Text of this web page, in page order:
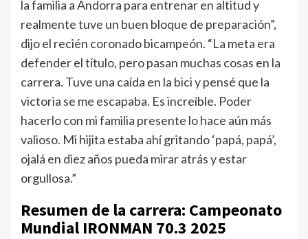
la familia a Andorra para entrenar en altitud y
realmente tuve un buen bloque de preparación”,
dijo el recién coronado bicampeón. “La meta era
defender el título, pero pasan muchas cosas en la
carrera. Tuve una caída en la bici y pensé que la
victoria se me escapaba. Es increíble. Poder
hacerlo con mi familia presente lo hace aún más
valioso. Mi hijita estaba ahí gritando ‘papá, papá’,
ojalá en diez años pueda mirar atrás y estar
orgullosa.”
Resumen de la carrera: Campeonato
Mundial IRONMAN 70.3 2025